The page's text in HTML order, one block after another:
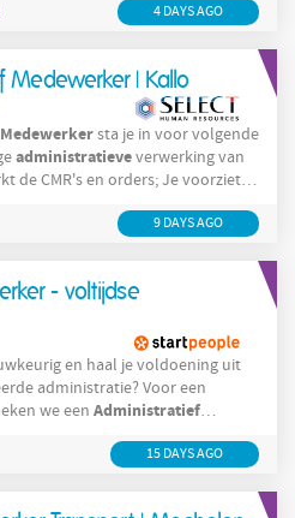
4 DAYS AGO
Medewerker | Kallo
Medewerkersta je in voor volgende
administratieveverwerking van
9 DAYS AGO
- voltijdse
Voor een
we een Administratief
processen en een stabiele werkomgeving. Je zorgt ervoor dat
15 DAYS AGO